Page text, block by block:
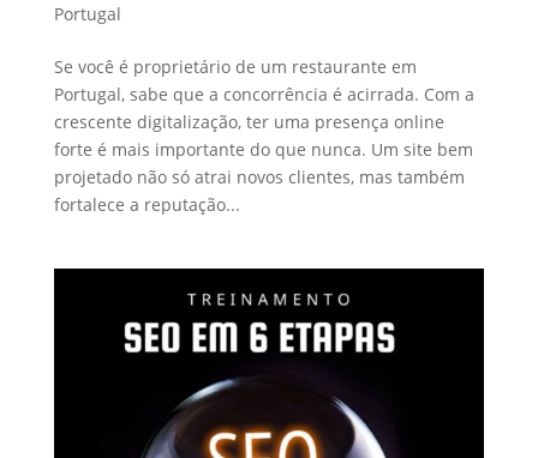
Portugal
Se você é proprietário de um restaurante em
Portugal, sabe que a concorrência é acirrada. Com a
crescente digitalização, ter uma presença online
forte é mais importante do que nunca. Um site bem
projetado não só atrai novos clientes, mas também
fortalece a reputação...